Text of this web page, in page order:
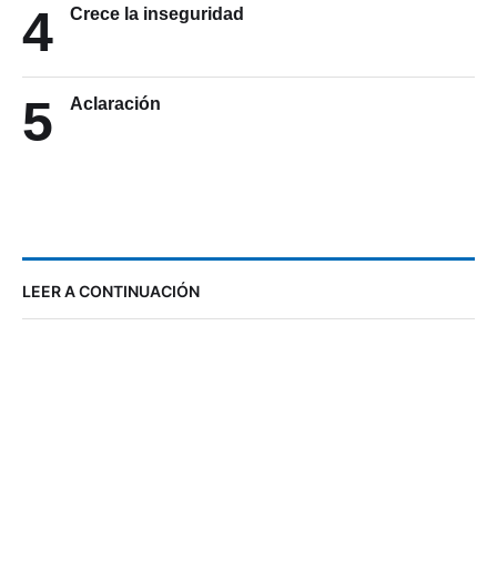
4 Crece la inseguridad
5 Aclaración
LEER A CONTINUACIÓN